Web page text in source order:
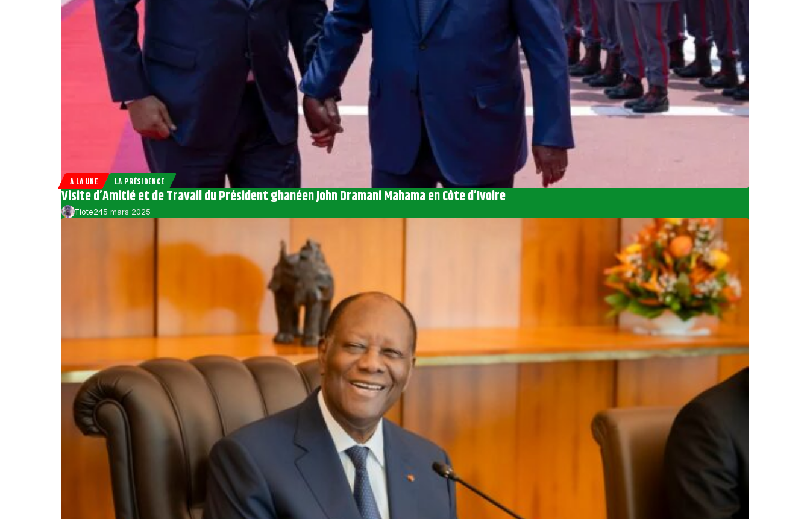
A LA UNE LA PRÉSIDENCE
Visite d’Amitié et de Travail du Président ghanéen John Dramani Mahama en Côte d’Ivoire
Tiote245 mars 2025